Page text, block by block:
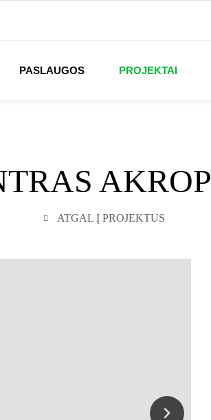
PASLAUGOS PROJEKTAI
ATGAL Į PROJEKTUS